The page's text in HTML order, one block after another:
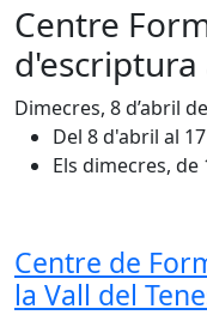
Centre
d'escriptura
Dimecres, 8 d’abril
Del 8 d'abril al
Els dimecres, de
Centre de
la Vall del